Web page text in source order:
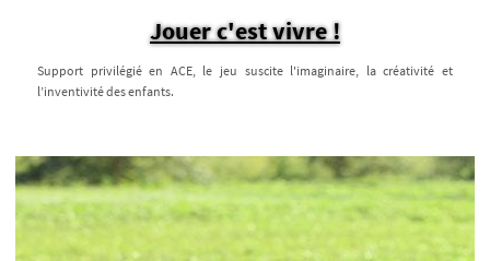
Jouer c'est vivre !
Support privilégié en ACE, le jeu suscite l'imaginaire, la créativité et
l’inventivité des enfants.